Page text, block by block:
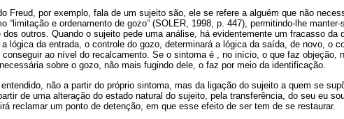
Freud, por exemplo, fala de um sujeito são, ele se refere a alguém que não
“limitação e ordenamento de gozo” (SOLER, 1998, p. 447), permitindo-lhe manter-
outros. Quando o sujeito pede uma análise, há evidentemente um fracasso da
lógica da entrada, o controle do gozo, determinará a lógica da saída, de novo, o
ao nível do recalcamento. Se o sintoma é , no início, o que faz objeção,
sobre o gozo, não mais fugindo dele, o faz por meio da identificação.
não a partir do próprio sintoma, mas da ligação do sujeito a quem se
de uma alteração do estado natural do sujeito, pela transferência, do seu eu
reclamar um ponto de detenção, em que esse efeito de ser tem de se restaurar.